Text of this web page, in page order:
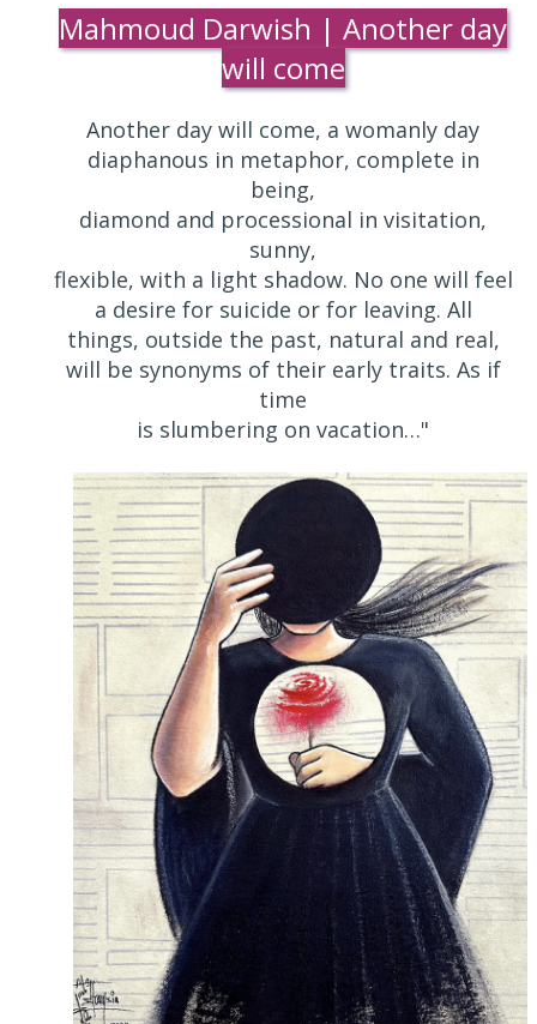
Mahmoud Darwish | Another day
will come
Another day will come, a womanly day
diaphanous in metaphor, complete in
being,
diamond and processional in visitation,
sunny,
flexible, with a light shadow. No one will feel
a desire for suicide or for leaving. All
things, outside the past, natural and real,
will be synonyms of their early traits. As if
time
is slumbering on vacation…"